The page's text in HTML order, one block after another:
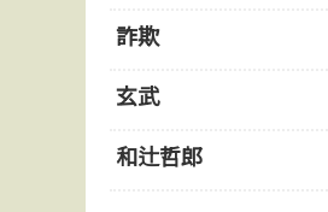
詐欺
玄武
和辻哲郎